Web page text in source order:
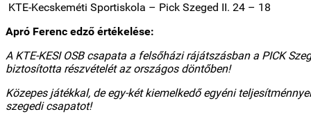
KTE-Kecskeméti Sportiskola – Pick Szeged II. 24 – 18
Apró Ferenc edző értékelése:
A KTE-KESI OSB csapata a felsőházi rájátszásban a PICK
biztosította részvételét az országos döntőben!
Közepes játékkal, de egy-két kiemelkedő egyéni
szegedi csapatot!